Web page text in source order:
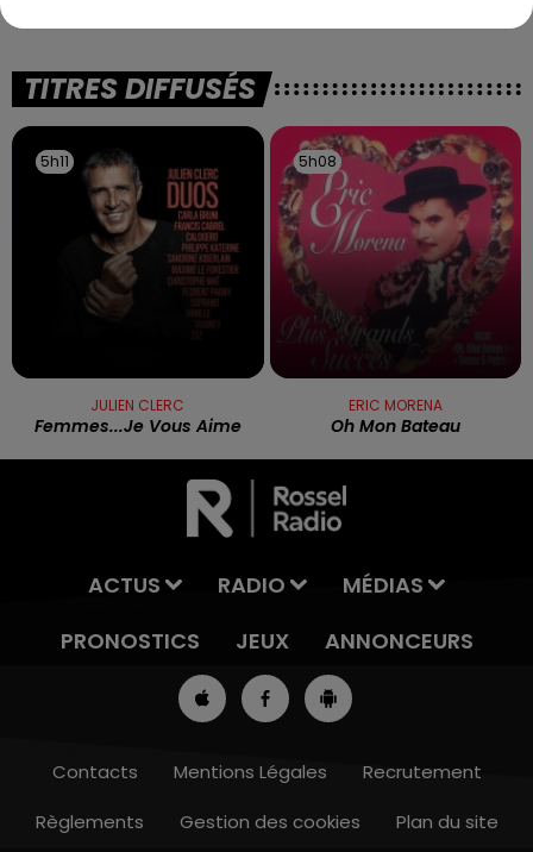
13h00 - 16h00
TITRES DIFFUSÉS
5h11
5h11
JULIEN CLERC
Femmes...je Vous Aime
5h08
5h08
ERIC MORENA
Oh Mon Bateau
ACTUS RADIO
MÉDIAS
PRONOSTICS
JEUX ANNONCEURS
Contacts Mentions Légales
Recrutement
Règlements
Gestion des cookies Plan du site